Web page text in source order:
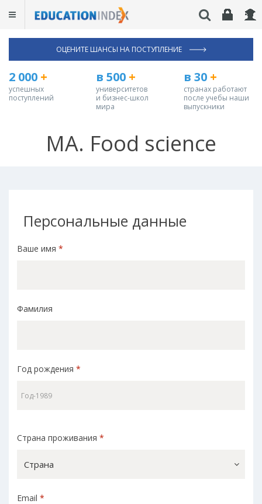
ОЦЕНИТЕ ШАНСЫ НА ПОСТУПЛЕНИЕ
2 000 +
успешных
поступлений
в 500 +
университетов
и бизнес-школ
мира
в 30+
странах работают
после учебы наши
выпускники
MA. Food science
Персональные данные
Ваше имя *
Фамилия
Год рождения *
Страна проживания *
Страна
Email *